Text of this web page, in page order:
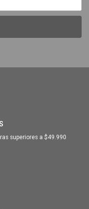
superiores a $49.990